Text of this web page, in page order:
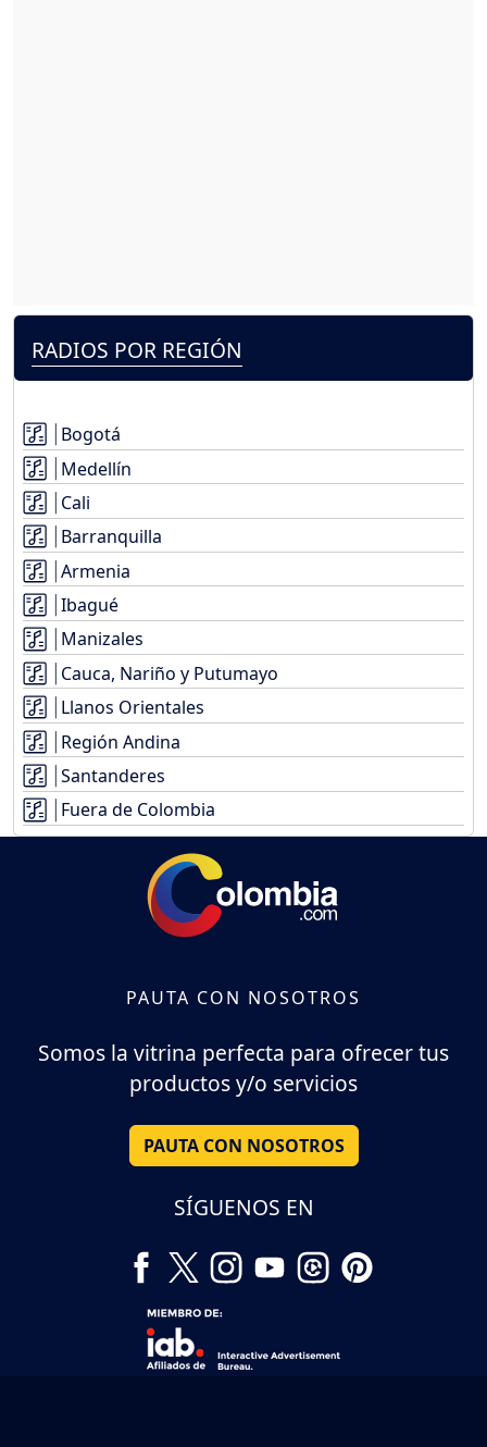
RADIOS POR REGIÓN
Bogotá
Medellín
Cali
Barranquilla
Armenia
Ibagué
Manizales
Cauca, Nariño y Putumayo
Llanos Orientales
Región Andina
Santanderes
Fuera de Colombia
PAUTA CON NOSOTROS
Somos la vitrina perfecta para ofrecer tus
productos y/o servicios
PAUTA CON NOSOTROS
SÍGUENOS EN